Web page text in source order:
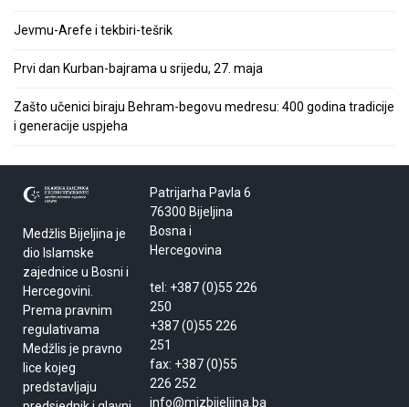
Jevmu-Arefe i tekbiri-tešrik
Prvi dan Kurban-bajrama u srijedu, 27. maja
Zašto učenici biraju Behram-begovu medresu: 400 godina tradicije
i generacije uspjeha
Medžlis Bijeljina je
dio Islamske
zajednice u Bosni i
Hercegovini.
Prema pravnim
regulativama
Medžlis je pravno
lice kojeg
predstavljaju
Patrijarha Pavla 6
76300 Bijeljina
Bosna i
Hercegovina
tel: +387 (0)55 226
250
+387 (0)55 226
251
fax: +387 (0)55
226 252
info@mizbijeljina.ba